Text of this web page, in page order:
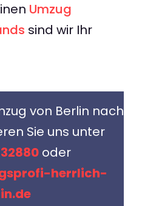
Umzug
sind wir Ihr
von Berlin nach
Sie uns unter
oder
herrlich-